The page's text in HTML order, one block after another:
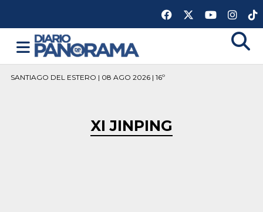
SANTIAGO DEL ESTERO | 08 AGO 2026 | 16º
XI JINPING